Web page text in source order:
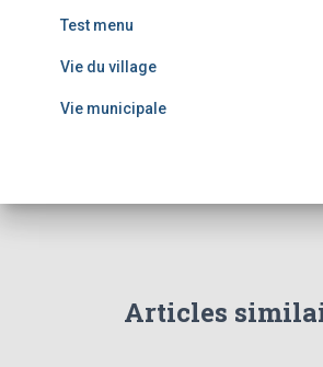
Test menu
Vie du village
Vie municipale
Articles